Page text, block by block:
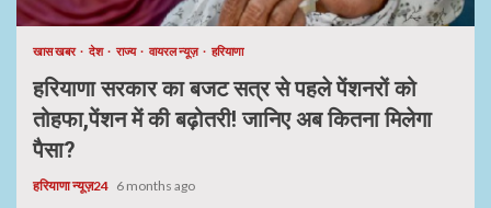
खास खबर देश राज्य वायरल न्यूज़ हरियाणा
हरियाणा सरकार का बजट सत्र से पहले पेंशनरों को
तोहफा,पेंशन में की बढ़ोतरी! जानिए अब कितना मिलेगा
पैसा?
हरियाणा न्यूज़24 6 months ago